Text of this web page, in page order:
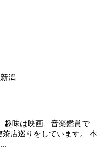
潟
趣味は映画、音楽鑑賞で
店巡りをしています。 本